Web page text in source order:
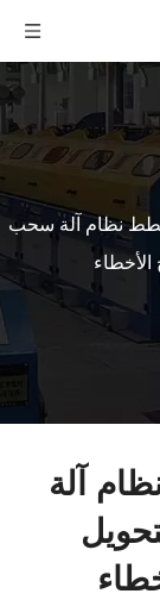
نظام آلة سحب
آلة